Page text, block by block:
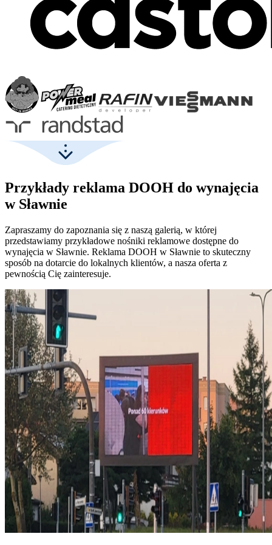
Przykłady reklama DOOH do wynajęcia
w Sławnie
Zapraszamy do zapoznania się z naszą galerią, w której
przedstawiamy przykładowe nośniki reklamowe dostępne do
wynajęcia w Sławnie. Reklama DOOH w Sławnie to skuteczny
sposób na dotarcie do lokalnych klientów, a nasza oferta z
pewnością Cię zainteresuje.